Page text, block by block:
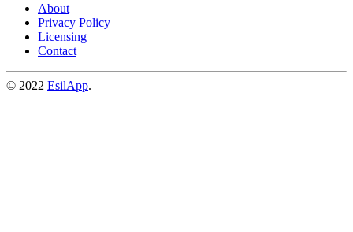
About
Privacy Policy
Licensing
Contact
© 2022 EsilApp.